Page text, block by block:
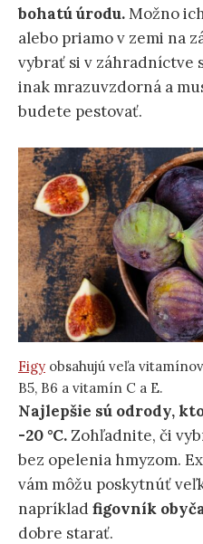
bohatú úrodu.Možno
alebo priamo v zemi na
vybrať si v záhradníctve
inak mrazuvzdorná a
budete pestovať.
Figy obsahujú veľa
B5, B6 a vitamín C a E.
Najlepšie sú odrody,
-20 °C.Zohľadnite, či
bez opelenia hmyzom.
vám môžu poskytnúť
napríkladfigovník
dobre starať.